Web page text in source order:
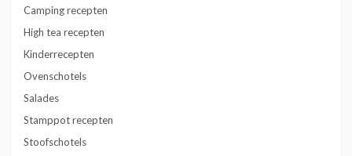
Camping recepten
High tea recepten
Kinderrecepten
Ovenschotels
Salades
Stamppot recepten
Stoofschotels